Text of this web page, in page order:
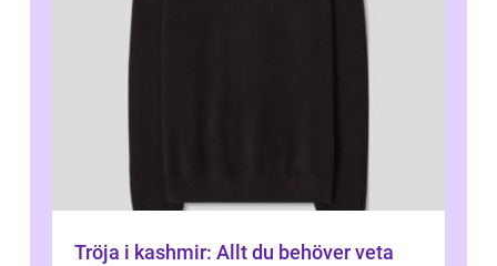
Tröja i kashmir: Allt du behöver veta